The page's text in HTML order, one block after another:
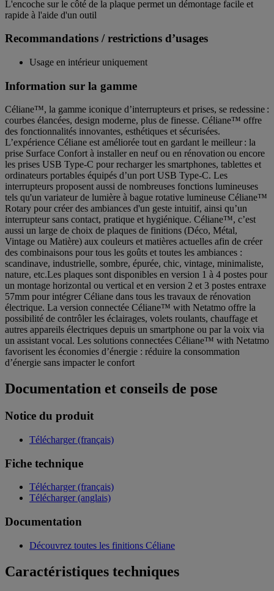
L'encoche sur le côté de la plaque permet un démontage facile et
rapide à l'aide d'un outil
Recommandations / restrictions d’usages
Usage en intérieur uniquement
Information sur la gamme
Céliane™, la gamme iconique d’interrupteurs et prises, se redessine :
courbes élancées, design moderne, plus de finesse. Céliane™ offre
des fonctionnalités innovantes, esthétiques et sécurisées.
L’expérience Céliane est améliorée tout en gardant le meilleur : la
prise Surface Confort à installer en neuf ou en rénovation ou encore
les prises USB Type-C pour recharger les smartphones, tablettes et
ordinateurs portables équipés d’un port USB Type-C. Les
interrupteurs proposent aussi de nombreuses fonctions lumineuses
tels qu'un variateur de lumière à bague rotative lumineuse Céliane™
Rotary pour créer des ambiances d'un geste intuitif, ainsi qu’un
interrupteur sans contact, pratique et hygiénique. Céliane™, c’est
aussi un large de choix de plaques de finitions (Déco, Métal,
Vintage ou Matière) aux couleurs et matières actuelles afin de créer
des combinaisons pour tous les goûts et toutes les ambiances :
scandinave, industrielle, sombre, épurée, chic, vintage, minimaliste,
nature, etc.Les plaques sont disponibles en version 1 à 4 postes pour
un montage horizontal ou vertical et en version 2 et 3 postes entraxe
57mm pour intégrer Céliane dans tous les travaux de rénovation
électrique. La version connectée Céliane™ with Netatmo offre la
possibilité de contrôler les éclairages, volets roulants, chauffage et
autres appareils électriques depuis un smartphone ou par la voix via
un assistant vocal. Les solutions connectées Céliane™ with Netatmo
favorisent les économies d’énergie : réduire la consommation
d’énergie sans impacter le confort
Documentation et conseils de pose
Notice du produit
Télécharger (français)
Fiche technique
Télécharger (français)
Télécharger (anglais)
Documentation
Découvrez toutes les finitions Céliane
Caractéristiques techniques